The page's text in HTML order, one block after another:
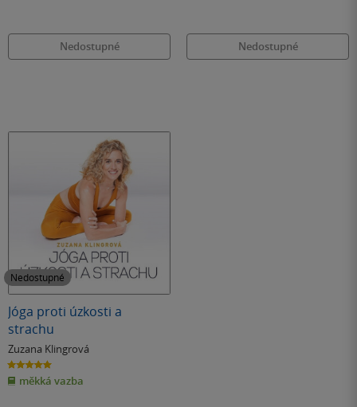
Nedostupné Nedostupné
Nedostupné
Jóga proti úzkosti a
strachu
Zuzana Klingrová
5.0
z
5
hvězdiček
měkká vazba